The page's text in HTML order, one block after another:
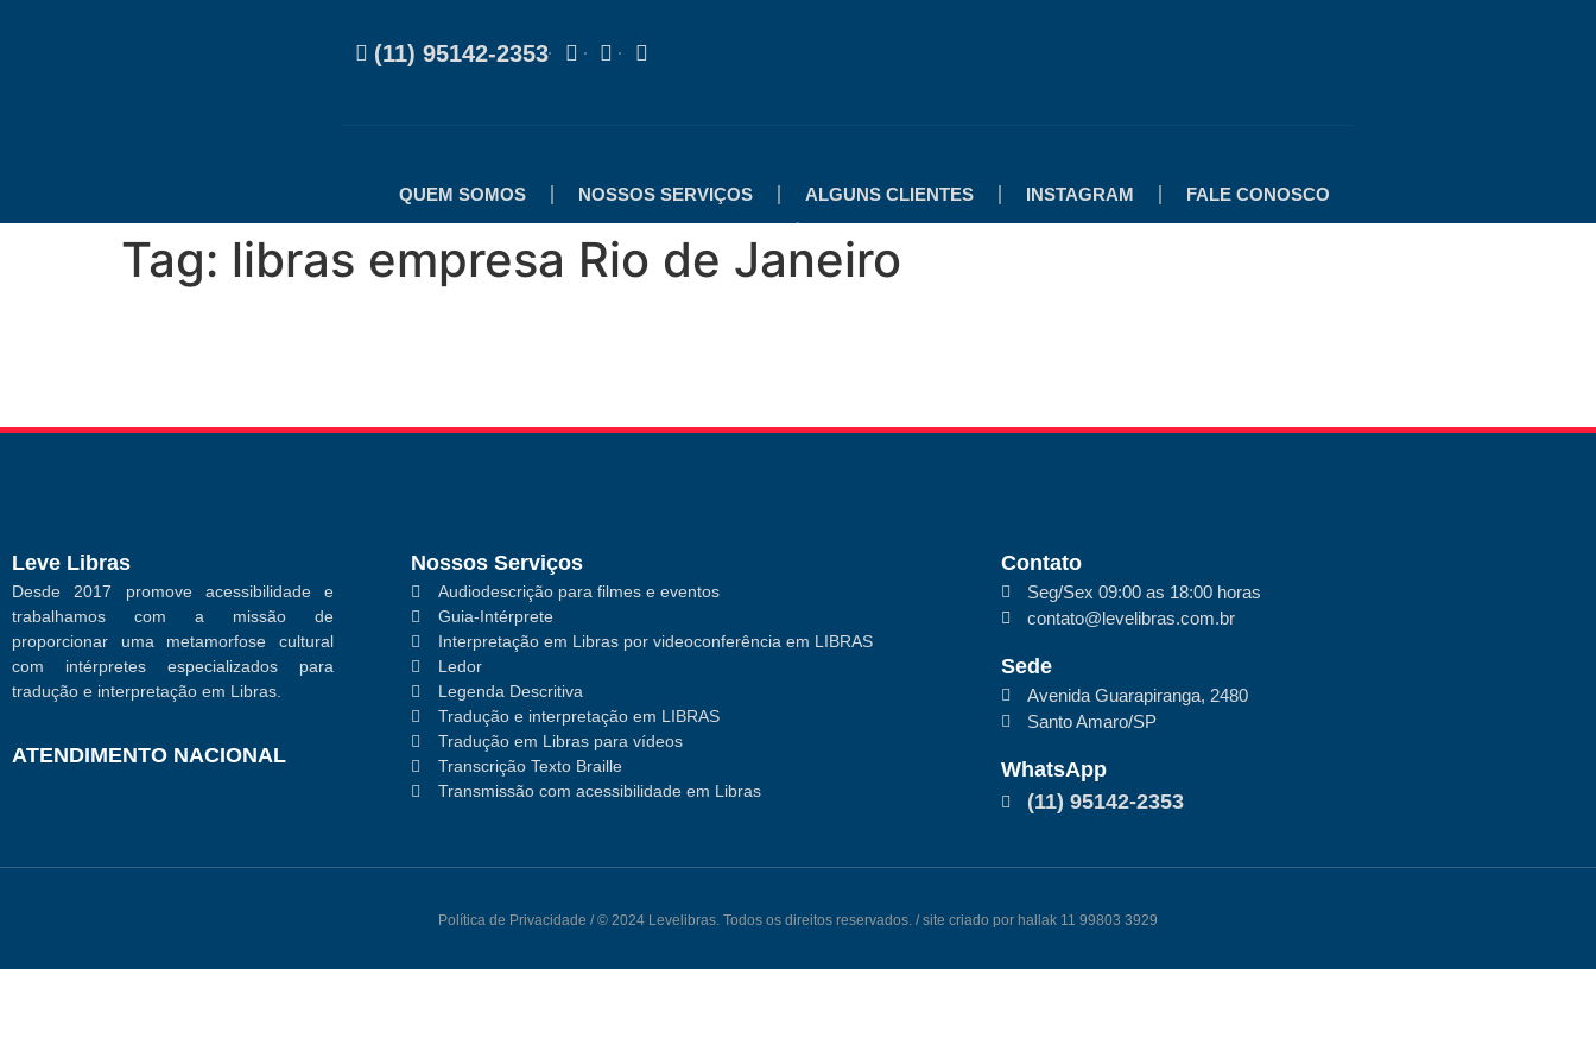
(11) 95142-2353
QUEM SOMOS NOSSOS SERVIÇOS ALGUNS CLIENTES INSTAGRAM FALE CONOSCO
Tag: libras empresa Rio de Janeiro
Leve Libras
Desde 2017 promove acessibilidade e
trabalhamos com a missão de
proporcionar uma metamorfose cultural
com intérpretes especializados para
tradução e interpretação em Libras.
ATENDIMENTO NACIONAL
Nossos Serviços
Audiodescrição para filmes e eventos
Guia-Intérprete
Interpretação em Libras por videoconferência em LIBRAS
Ledor
Legenda Descritiva
Tradução e interpretação em LIBRAS
Tradução em Libras para vídeos
Transcrição Texto Braille
Transmissão com acessibilidade em Libras
Contato
Seg/Sex 09:00 as 18:00 horas
contato@levelibras.com.br
Sede
Avenida Guarapiranga, 2480
Santo Amaro/SP
WhatsApp
(11) 95142-2353
Política de Privacidade / © 2024 Levelibras. Todos os direitos reservados. / site criado por hallak 11 99803 3929